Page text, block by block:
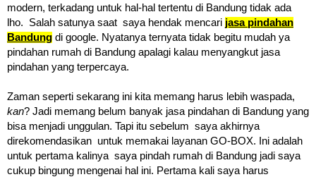
modern, terkadang untuk hal-hal tertentu di Bandung tidak ada
lho. Salah satunya saat saya hendak mencari jasa pindahan
Bandung di google. Nyatanya ternyata tidak begitu mudah ya
pindahan rumah di Bandung apalagi kalau menyangkut jasa
pindahan yang terpercaya.
Zaman seperti sekarang ini kita memang harus lebih waspada,
kan? Jadi memang belum banyak jasa pindahan di Bandung yang
bisa menjadi unggulan. Tapi itu sebelum saya akhirnya
direkomendasikan untuk memakai layanan GO-BOX. Ini adalah
untuk pertama kalinya saya pindah rumah di Bandung jadi saya
cukup bingung mengenai hal ini. Pertama kali saya harus